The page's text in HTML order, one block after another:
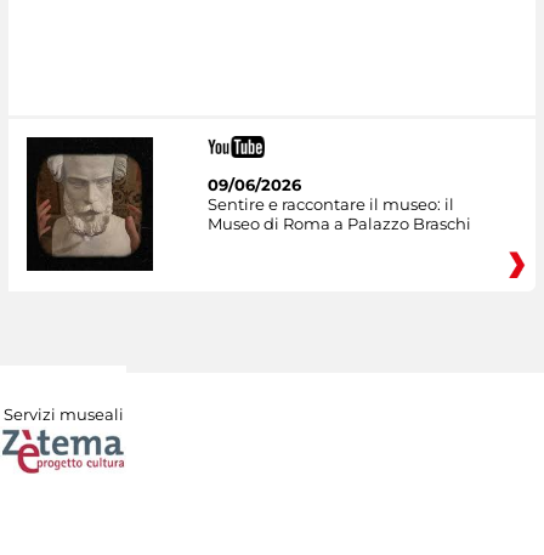
09/06/2026
Sentire e raccontare il museo: il
Museo di Roma a Palazzo Braschi
Servizi museali